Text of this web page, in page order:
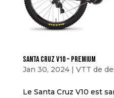
Santa cruz V10 – Premium
Jan 30, 2024| VTT de
Le Santa Cruz V10 est